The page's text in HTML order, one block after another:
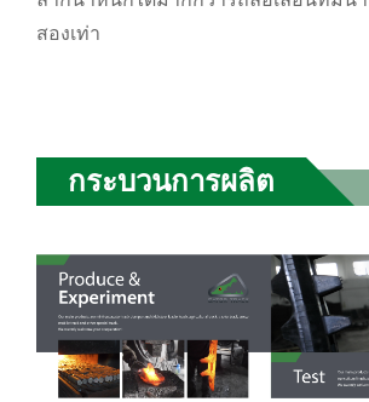
สองเท่า
กระบวนการผลิต